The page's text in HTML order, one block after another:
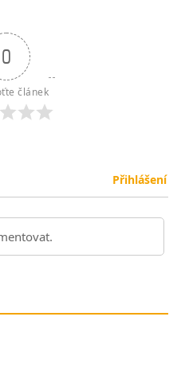
0
článek
Přihlášení